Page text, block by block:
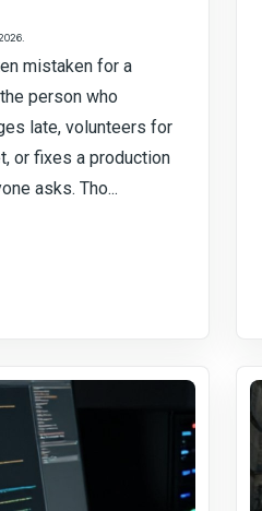
mistaken for a
person who
late, volunteers for
or fixes a production
asks. Tho...